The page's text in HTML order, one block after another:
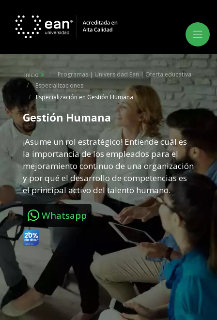
Inicio
Programas | Universidad Ean | Oferta educativa
Especializaciones
Especialización en Gestión Humana
Gestión Humana
¡Asume un rol estratégico! Entiende cuál es
la importancia de los empleados para el
mejoramiento continuo de una organización
y por qué el desarrollo de competencias es
el principal activo del talento humano.
Whatsapp